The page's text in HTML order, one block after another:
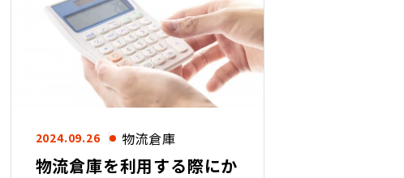
2024.09.26 物流倉庫
物流倉庫を利用する際にか